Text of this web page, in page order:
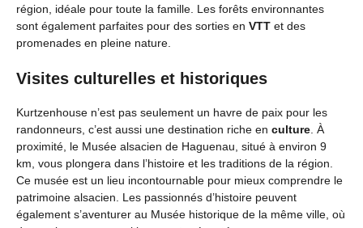
région, idéale pour toute la famille. Les forêts environnantes
sont également parfaites pour des sorties en VTT et des
promenades en pleine nature.
Visites culturelles et historiques
Kurtzenhouse n’est pas seulement un havre de paix pour les
randonneurs, c’est aussi une destination riche en culture . À
proximité, le Musée alsacien de Haguenau, situé à environ 9
km, vous plongera dans l’histoire et les traditions de la région.
Ce musée est un lieu incontournable pour mieux comprendre le
patrimoine alsacien. Les passionnés d’histoire peuvent
également s’aventurer au Musée historique de la même ville, où